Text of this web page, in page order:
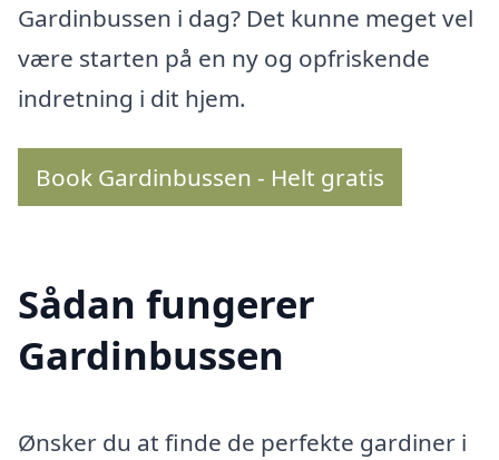
Gardinbussen i dag? Det kunne meget vel
være starten på en ny og opfriskende
indretning i dit hjem.
Book Gardinbussen - Helt gratis
Sådan fungerer
Gardinbussen
Ønsker du at finde de perfekte gardiner i